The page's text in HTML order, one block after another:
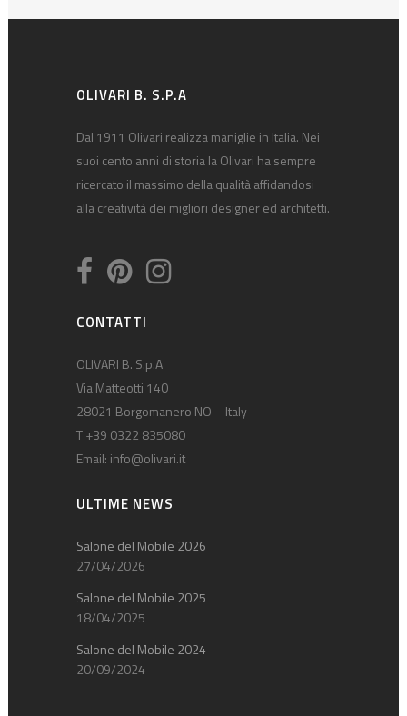
OLIVARI B. S.P.A
Dal 1911 Olivari realizza maniglie in Italia. Nei
suoi cento anni di storia la Olivari ha sempre
ricercato il massimo della qualità affidandosi
alla creatività dei migliori designer ed architetti.
CONTATTI
OLIVARI B. S.p.A
Via Matteotti 140
28021 Borgomanero NO – Italy
T +39 0322 835080
Email: info@olivari.it
ULTIME NEWS
Salone del Mobile 2026
27/04/2026
Salone del Mobile 2025
18/04/2025
Salone del Mobile 2024
20/09/2024